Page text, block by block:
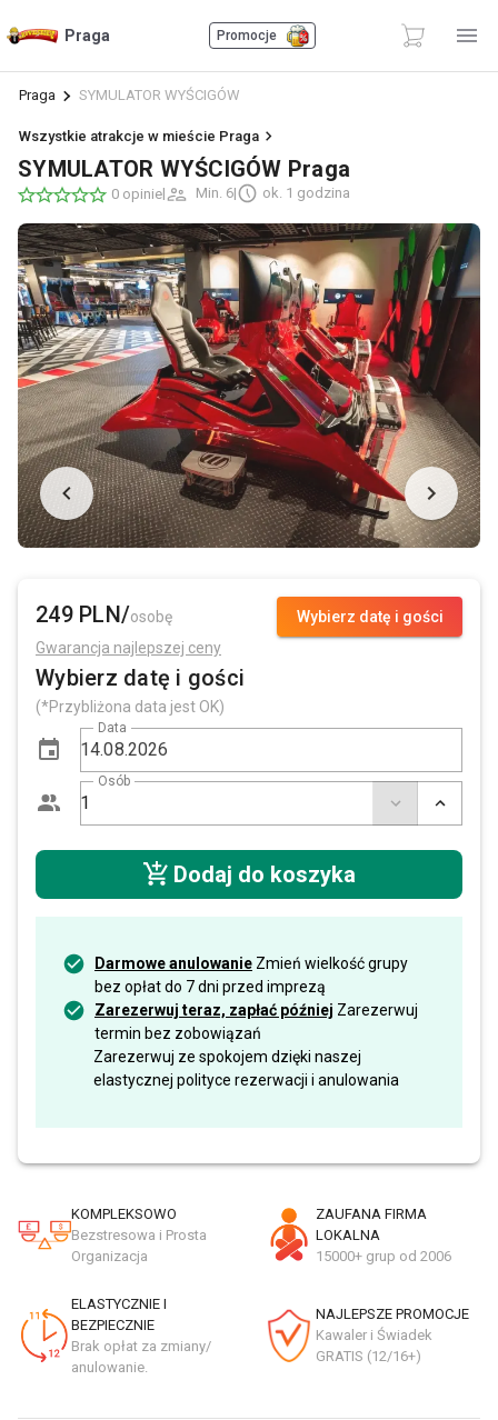
Praga Promocje
Praga SYMULATOR WYŚCIGÓW
Wszystkie atrakcje w mieście Praga
SYMULATOR WYŚCIGÓW Praga
0 opinie| Min. 6| ok. 1 godzina
Wybierz datę i gości
249 PLN/osobę
Gwarancja najlepszej ceny
Wybierz datę i gości
(*Przybliżona data jest OK)
Data
Osób
Dodaj do koszyka
Darmowe anulowanie Zmień wielkość grupy
bez opłat do 7 dni przed imprezą
Zarezerwuj teraz, zapłać później Zarezerwuj
termin bez zobowiązań
Zarezerwuj ze spokojem dzięki naszej
elastycznej polityce rezerwacji i anulowania
KOMPLEKSOWO
Bezstresowa i Prosta
Organizacja
ZAUFANA FIRMA
LOKALNA
15000+ grup od 2006
ELASTYCZNIE I
BEZPIECZNIE
Brak opłat za zmiany/
anulowanie.
NAJLEPSZE PROMOCJE
Kawaler i Świadek
GRATIS (12/16+)